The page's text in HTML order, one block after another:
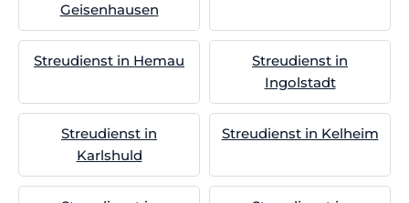
Geisenhausen
Streudienst in Hemau
Streudienst in
Ingolstadt
Streudienst in
Karlshuld
Streudienst in Kelheim